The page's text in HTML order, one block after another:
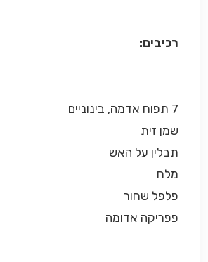
רכיבים:
7 תפוח אדמה, בינוניים
שמן זית
תבלין על האש
מלח
פלפל שחור
פפריקה אדומה